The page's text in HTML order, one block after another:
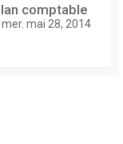
comptable
mer. mai 28, 2014